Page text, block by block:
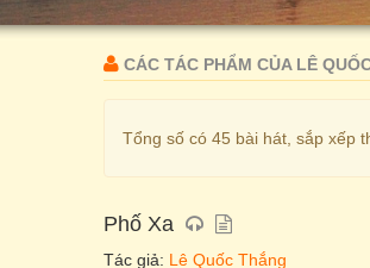
CÁC TÁC PHẨM CỦA LÊ
Tổng số có 45 bài hát, sắp xếp
Phố Xa
Tác giả: Lê Quốc Thắng